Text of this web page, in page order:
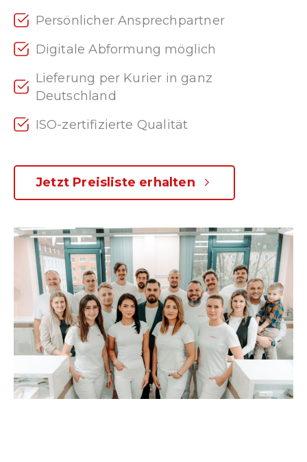
Persönlicher Ansprechpartner
Digitale Abformung möglich
Lieferung per Kurier in ganz
Deutschland
ISO-zertifizierte Qualität
Jetzt Preisliste erhalten